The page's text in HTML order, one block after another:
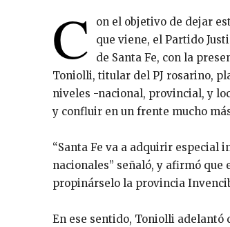
C
on el objetivo de dejar
que viene, el Partido
de Santa Fe, con la
Toniolli, titular del PJ rosarino,
niveles -nacional, provincial, y
y confluir en un frente mucho
“Santa Fe va a adquirir especial
nacionales” señaló, y afirmó
propinárselo la provincia
En ese sentido, Toniolli